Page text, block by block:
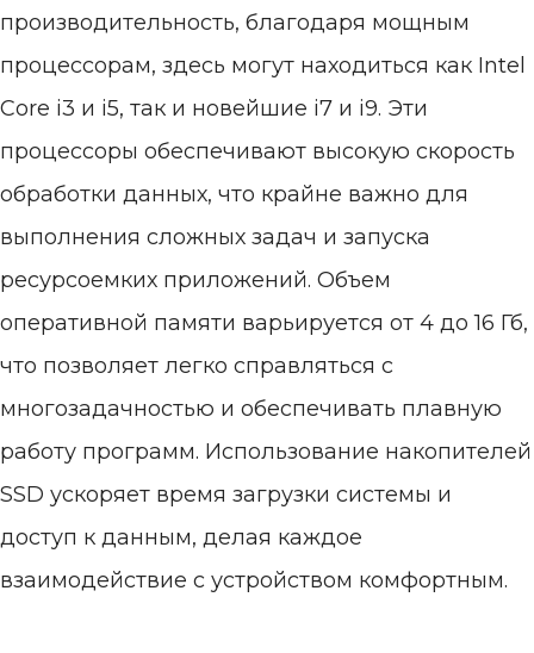
производительность, благодаря мощным
процессорам, здесь могут находиться как Intel
Core i3 и i5, так и новейшие i7 и i9. Эти
процессоры обеспечивают высокую скорость
обработки данных, что крайне важно для
выполнения сложных задач и запуска
ресурсоемких приложений. Объем
оперативной памяти варьируется от 4 до 16 Гб,
что позволяет легко справляться с
многозадачностью и обеспечивать плавную
работу программ. Использование накопителей
SSD ускоряет время загрузки системы и
доступ к данным, делая каждое
взаимодействие с устройством комфортным.